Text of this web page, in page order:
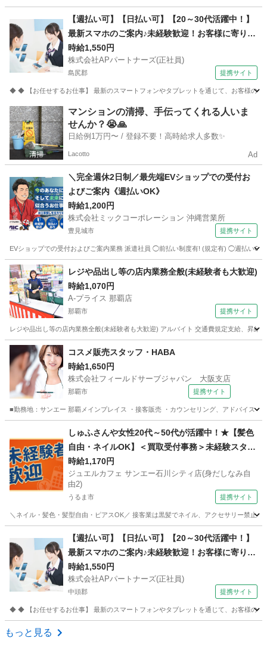
その他
【週払い可】【日払い可】【20～30代活躍中！】
最新スマホのご案内♪未経験歓迎！お客様に寄り添
う携帯販売・受付スタッフ募集 株式会社APパート
ナーズ(正社員) 携帯ショップ
時給1,550円
株式会社APパートナーズ(正社員)
島尻郡 提携サイト
◆ ◆ 【お任せするお仕事】 最新のスマートフォンやタブレットを通じて、お客様の
沖縄 島尻郡 携帯ショップ
マンションの清掃、手伝ってくれる人いま
せんか？😭🙏
日給例1万円〜 / 登録不要！高時給求人多数✨
Lacotto Ad
＼完全週休2日制／最先端EVショップでの受付お
よびご案内《週払いOK》
時給1,200円
株式会社ミックコーポレーション 沖縄営業所
豊見城市 提携サイト
EVショップでの受付およびご案内業務 派遣社員 ◯前払い制度有! (規定有) ◯週払い
沖縄 豊見城市 その他
レジや品出し等の店内業務全般(未経験者も大歓迎)
時給1,070円
A-プライス 那覇店
那覇市 提携サイト
レジや品出し等の店内業務全般(未経験者も大歓迎) アルバイト 交通費規定支給、昇
沖縄 那覇市 コンビニ
コスメ販売スタッフ・HABA
時給1,650円
株式会社フィールドサーブジャパン 大阪支店
那覇市 提携サイト
■勤務地：サンエー 那覇メインプレイス ・接客販売 ・カウンセリング、アドバイス
しゅふさんや女性20代～50代が活躍中！★【髪色
自由・ネイルOK】＜買取受付事務＞未経験スター
トが9割！意欲・人柄重視で接客採用中！
時給1,170円
ジュエルカフェ サンエー石川シティ店(身だしなみ自
由2)
うるま市 提携サイト
＼ネイル・髪色・髪型自由・ピアスOK／ 接客業は黒髪でネイル、アクセサリー禁
アパレル
【週払い可】【日払い可】【20～30代活躍中！】
最新スマホのご案内♪未経験歓迎！お客様に寄り添
う携帯販売・受付スタッフ募集 株式会社APパート
ナーズ(正社員) 携帯ショップ
時給1,550円
株式会社APパートナーズ(正社員)
中頭郡 提携サイト
◆ ◆ 【お任せするお仕事】 最新のスマートフォンやタブレットを通じて、お客様の
沖縄 中頭郡
もっと見る